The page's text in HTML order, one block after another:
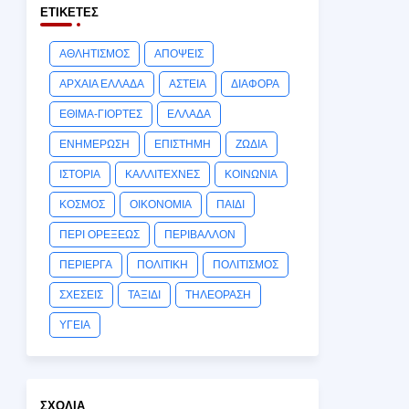
ΕΤΙΚΈΤΕΣ
ΑΘΛΗΤΙΣΜΟΣ ΑΠΟΨΕΙΣ
ΑΡΧΑΙΑ ΕΛΛΑΔΑ ΑΣΤΕΙΑ ΔΙΑΦΟΡΑ
ΕΘΙΜΑ-ΓΙΟΡΤΕΣ ΕΛΛΑΔΑ
ΕΝΗΜΕΡΩΣΗ ΕΠΙΣΤΗΜΗ ΖΩΔΙΑ
ΙΣΤΟΡΙΑ ΚΑΛΛΙΤΕΧΝΕΣ ΚΟΙΝΩΝΙΑ
ΚΟΣΜΟΣ ΟΙΚΟΝΟΜΙΑ ΠΑΙΔΙ
ΠΕΡΙ ΟΡΕΞΕΩΣ ΠΕΡΙΒΑΛΛΟΝ
ΠΕΡΙΕΡΓΑ ΠΟΛΙΤΙΚΗ ΠΟΛΙΤΙΣΜΟΣ
ΣΧΕΣΕΙΣ ΤΑΞΙΔΙ ΤΗΛΕΟΡΑΣΗ
ΥΓΕΙΑ
ΣΧΌΛΙΑ